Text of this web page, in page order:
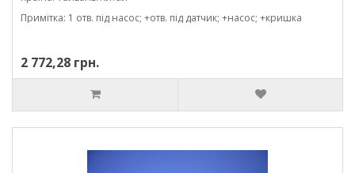
Примітка: 1 отв. під насос; +отв. під датчик; +насос; +кришка
2 772,28 грн.